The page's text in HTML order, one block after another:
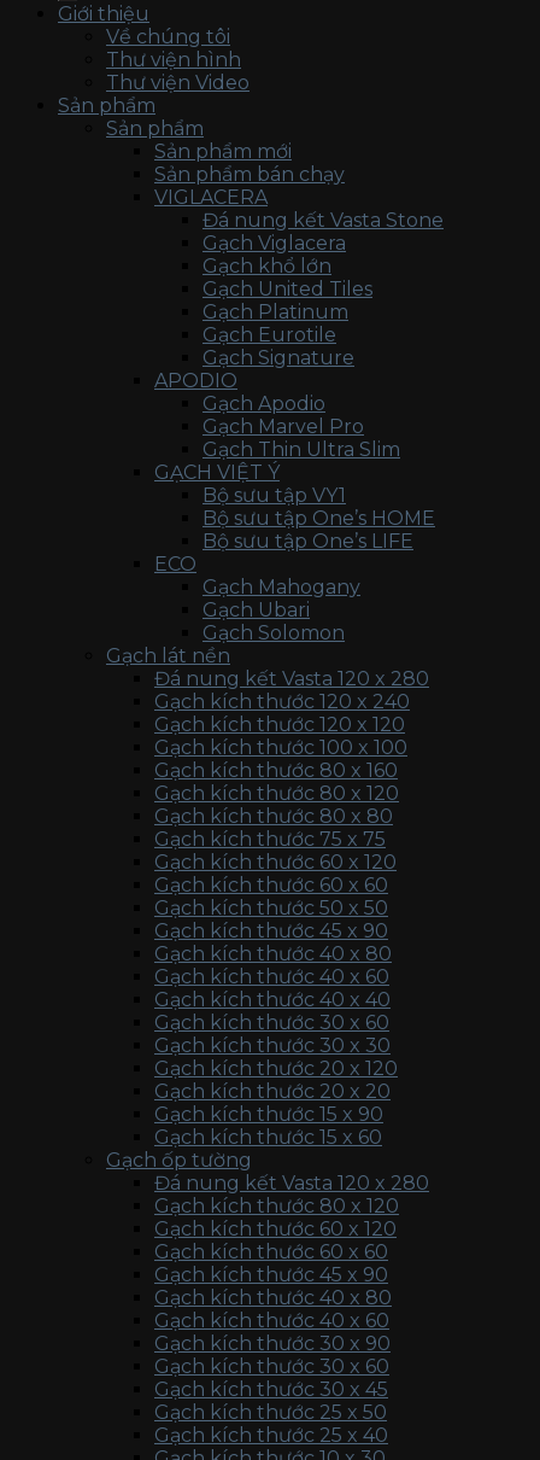
Giới thiệu
Về chúng tôi
Thư viện hình
Thư viện Video
Sản phẩm
Sản phẩm
Sản phẩm mới
Sản phẩm bán chạy
VIGLACERA
Đá nung kết Vasta Stone
Gạch Viglacera
Gạch khổ lớn
Gạch United Tiles
Gạch Platinum
Gạch Eurotile
Gạch Signature
APODIO
Gạch Apodio
Gạch Marvel Pro
Gạch Thin Ultra Slim
GẠCH VIỆT Ý
Bộ sưu tập VY1
Bộ sưu tập One’s HOME
Bộ sưu tập One’s LIFE
ECO
Gạch Mahogany
Gạch Ubari
Gạch Solomon
Gạch lát nền
Đá nung kết Vasta 120 x 280
Gạch kích thước 120 x 240
Gạch kích thước 120 x 120
Gạch kích thước 100 x 100
Gạch kích thước 80 x 160
Gạch kích thước 80 x 120
Gạch kích thước 80 x 80
Gạch kích thước 75 x 75
Gạch kích thước 60 x 120
Gạch kích thước 60 x 60
Gạch kích thước 50 x 50
Gạch kích thước 45 x 90
Gạch kích thước 40 x 80
Gạch kích thước 40 x 60
Gạch kích thước 40 x 40
Gạch kích thước 30 x 60
Gạch kích thước 30 x 30
Gạch kích thước 20 x 120
Gạch kích thước 20 x 20
Gạch kích thước 15 x 90
Gạch kích thước 15 x 60
Gạch ốp tường
Đá nung kết Vasta 120 x 280
Gạch kích thước 80 x 120
Gạch kích thước 60 x 120
Gạch kích thước 60 x 60
Gạch kích thước 45 x 90
Gạch kích thước 40 x 80
Gạch kích thước 40 x 60
Gạch kích thước 30 x 90
Gạch kích thước 30 x 60
Gạch kích thước 30 x 45
Gạch kích thước 25 x 50
Gạch kích thước 25 x 40